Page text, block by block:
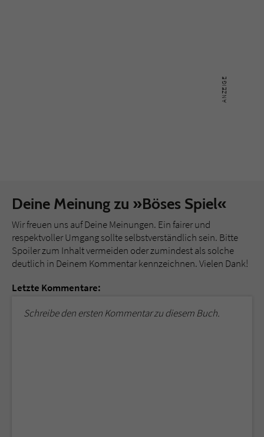
Deine Meinung zu »Böses Spiel«
Wir freuen uns auf Deine Meinungen. Ein fairer und
respektvoller Umgang sollte selbstverständlich sein. Bitte
Spoiler zum Inhalt vermeiden oder zumindest als solche
deutlich in Deinem Kommentar kennzeichnen. Vielen Dank!
Letzte Kommentare:
Schreibe den ersten Kommentar zu diesem Buch.